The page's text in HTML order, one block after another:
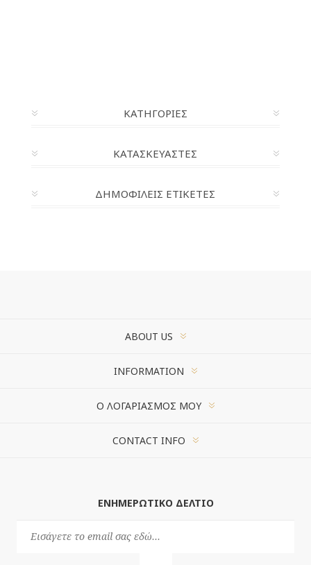
ΚΑΤΗΓΟΡΊΕΣ
ΚΑΤΑΣΚΕΥΑΣΤΈΣ
ΔΗΜΟΦΙΛΕΙΣ ΕΤΙΚΕΤΕΣ
ABOUT US
INFORMATION
Ο ΛΟΓΑΡΙΑΣΜΌΣ ΜΟΥ
CONTACT INFO
ΕΝΗΜΕΡΩΤΙΚΌ ΔΕΛΤΊΟ